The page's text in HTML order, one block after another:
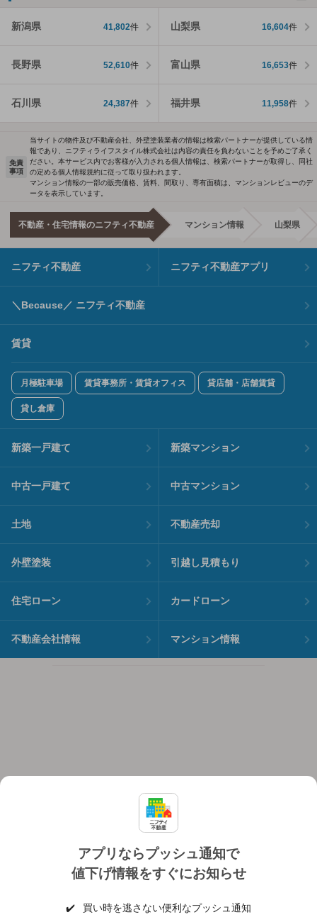
新潟県 41,802件 山梨県 16,604件
長野県 52,610件 富山県 16,653件
石川県 24,387件 福井県 11,958件
アプリならプッシュ通知で
値下げ情報をすぐにお知らせ
✔️ 買い時を逃さない便利なプッシュ通知
免責
事項
当サイトの物件及び不動産会社、外壁塗装業者の情報は検索パートナーが提供している情
報であり、ニフティライフスタイル株式会社は内容の責任を負わないことを予めご了承く
ださい。本サービス内でお客様が入力される個人情報は、検索パートナーが取得し、同社
の定める個人情報規約に従って取り扱われます。
マンション情報の一部の販売価格、賃料、間取り、専有面積は、マンションレビューのデ
ータを表示しています。
不動産・住宅情報のニフティ不動産 マンション情報 山梨県
ニフティ不動産 ニフティ不動産アプリ
＼Because／ ニフティ不動産
賃貸
月極駐車場 賃貸事務所・賃貸オフィス 貸店舗・店舗賃貸
貸し倉庫
新築一戸建て 新築マンション
中古一戸建て 中古マンション
土地 不動産売却
外壁塗装 引越し見積もり
住宅ローン カードローン
不動産会社情報 マンション情報
個人情報保護ポリシー 利用規約
ヘルプ・お問い合わせ 採用情報